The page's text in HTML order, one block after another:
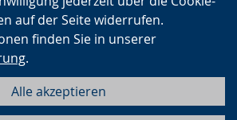
auf der Seite widerrufen.
finden Sie in unserer
.
Alle akzeptieren